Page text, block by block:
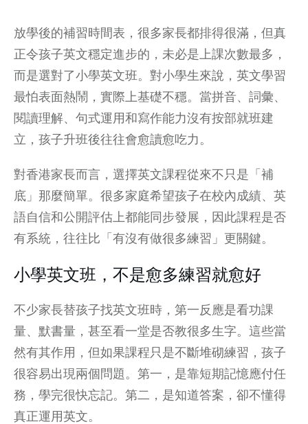
放學後的補習時間表，很多家長都排得很滿，但真
正令孩子英文穩定進步的，未必是上課次數最多，
而是選對了小學英文班。對小學生來說，英文學習
最怕表面熱鬧，實際上基礎不穩。當拼音、詞彙、
閱讀理解、句式運用和寫作能力沒有按部就班建
立，孩子升班後往往會愈讀愈吃力。
對香港家長而言，選擇英文課程從來不只是「補
底」那麼簡單。很多家庭希望孩子在校內成績、英
語自信和公開評估上都能同步發展，因此課程是否
有系統，往往比「有沒有做很多練習」更關鍵。
小學英文班，不是愈多練習就愈好
不少家長替孩子找英文班時，第一反應是看功課
量、默書量，甚至看一堂是否教很多生字。這些當
然有其作用，但如果課程只是不斷堆砌練習，孩子
很容易出現兩個問題。第一，是靠短期記憶應付任
務，學完很快忘記。第二，是知道答案，卻不懂得
真正運用英文。